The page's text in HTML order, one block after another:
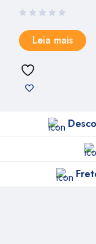
Leia mais